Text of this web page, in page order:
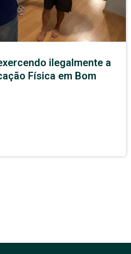
ilegalmente a
Física em Bom